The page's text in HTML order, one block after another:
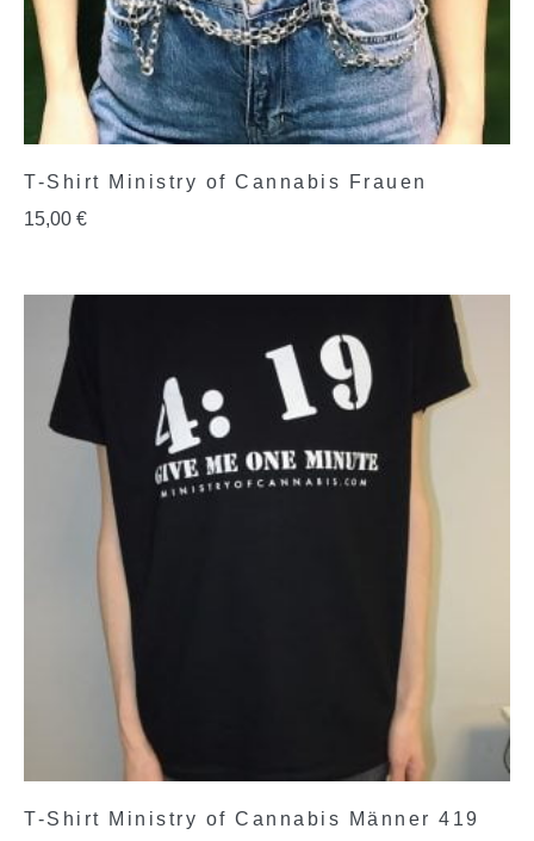
T-Shirt Ministry of Cannabis Frauen
15,00 €
T-Shirt Ministry of Cannabis Männer 419